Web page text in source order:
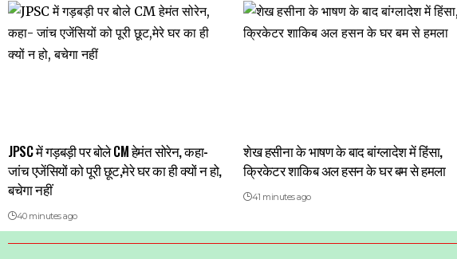
JPSC में गड़बड़ी पर बोले CM हेमंत सोरेन, कहा-
जांच एजेंसियों को पूरी छूट,मेरे घर का ही क्यों न हो,
बचेगा नहीं
40 minutes ago
शेख हसीना के भाषण के बाद बांग्लादेश में हिंसा,
क्रिकेटर शाकिब अल हसन के घर बम से हमला
41 minutes ago